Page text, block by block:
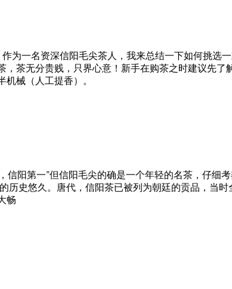
为一名资深信阳毛尖茶人，我来总结一下如何挑选
茶无分贵贱，只界心意！新手在购茶之时建议先
械（人工提香）。
信阳第一”但信阳毛尖的确是一个年轻的名茶，仔细
历史悠久。唐代，信阳茶已被列为朝廷的贡品，当
畅